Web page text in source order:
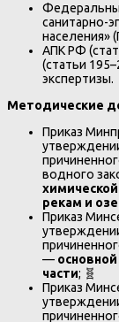
санитарно-
населения»
АПК РФ
(статьи
экспертизы.
Методические
Приказ
водного
рекам и
Приказ
—
части; 🧬
Приказ